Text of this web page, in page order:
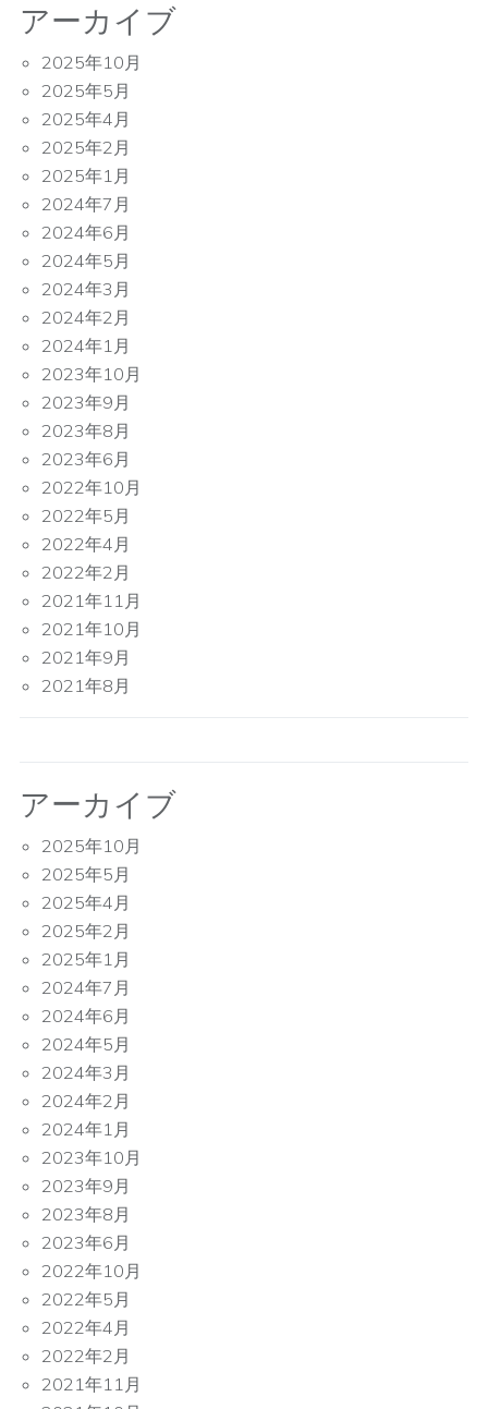
アーカイブ
2025年10月
2025年5月
2025年4月
2025年2月
2025年1月
2024年7月
2024年6月
2024年5月
2024年3月
2024年2月
2024年1月
2023年10月
2023年9月
2023年8月
2023年6月
2022年10月
2022年5月
2022年4月
2022年2月
2021年11月
2021年10月
2021年9月
2021年8月
アーカイブ
2025年10月
2025年5月
2025年4月
2025年2月
2025年1月
2024年7月
2024年6月
2024年5月
2024年3月
2024年2月
2024年1月
2023年10月
2023年9月
2023年8月
2023年6月
2022年10月
2022年5月
2022年4月
2022年2月
2021年11月